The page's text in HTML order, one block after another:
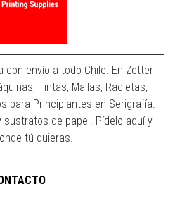
con envío a todo Chile. En Zetter
Tintas, Mallas, Racletas,
para Principiantes en Serigrafía.
sustratos de papel. Pídelo aquí y
tú quieras.